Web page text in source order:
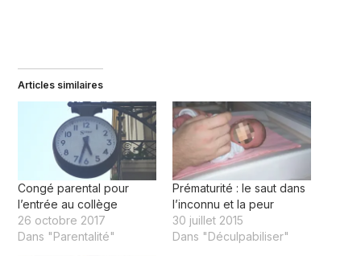
Articles similaires
Congé parental pour
l’entrée au collège
26 octobre 2017
Dans "Parentalité"
Prématurité : le saut dans
l’inconnu et la peur
30 juillet 2015
Dans "Déculpabiliser"